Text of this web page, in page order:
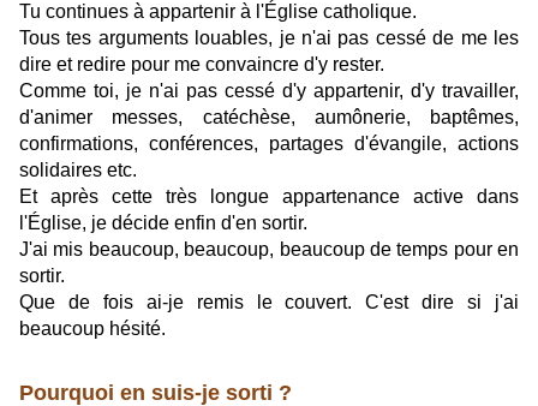
Tu continues à appartenir à l'Église catholique.
Tous tes arguments louables, je n'ai pas cessé de me les
dire et redire pour me convaincre d'y rester.
Comme toi, je n'ai pas cessé d'y appartenir, d'y travailler,
d'animer messes, catéchèse, aumônerie, baptêmes,
confirmations, conférences, partages d'évangile, actions
solidaires etc.
Et après cette très longue appartenance active dans
l'Église, je décide enfin d'en sortir.
J'ai mis beaucoup, beaucoup, beaucoup de temps pour en
sortir.
Que de fois ai-je remis le couvert. C'est dire si j'ai
beaucoup hésité.
Pourquoi en suis-je sorti ?